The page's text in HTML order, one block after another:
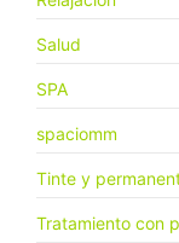
Salud
SPA
spaciomm
Tinte y
Tratamiento con